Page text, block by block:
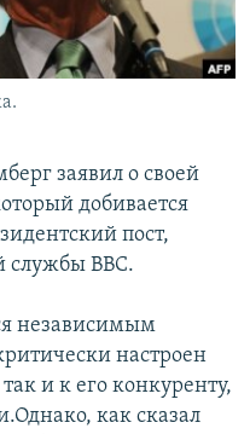
заявил о своей
добивается
пост,
службы BBC.
независимым
настроен
и к его конкуренту,
как сказал